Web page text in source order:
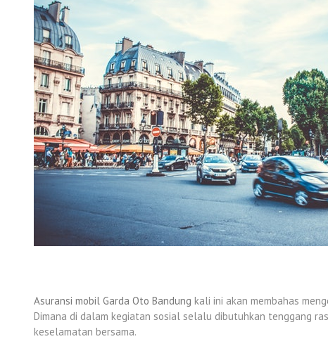
Asuransi mobil Garda Oto Bandung kali ini akan membahas
Dimana di dalam kegiatan sosial selalu dibutuhkan tenggang
keselamatan bersama.